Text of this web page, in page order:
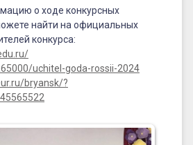
о ходе конкурсных
найти на официальных
конкурса:
uchitel-goda-rossii-2024
bryansk/?